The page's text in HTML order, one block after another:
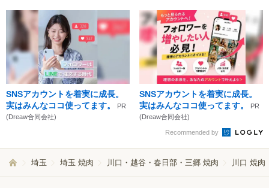
SNSアカウントを着実に成長。
実はみんなココ使ってます。
PR
(Dreaw合同会社)
SNSアカウントを着実に成長。
実はみんなココ使ってます。
PR
(Dreaw合同会社)
Recommended by
埼玉 埼玉 焼肉 川口・越谷・春日部・三郷 焼肉 川口 焼肉